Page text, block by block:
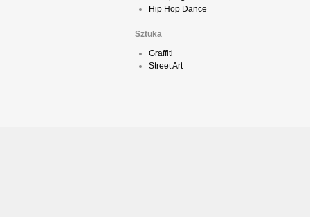
Hip Hop Dance
Sztuka
Graffiti
Street Art